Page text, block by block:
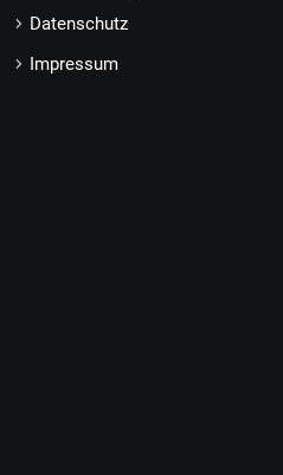
Datenschutz
Impressum